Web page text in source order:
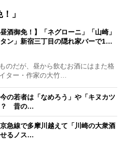
」
昼酒御免！】「ネグローニ」「山崎」
タン」新宿三丁目の隠れ家バーで1…
のだが、昼から飲むお酒にはまた格
ター・作家の大竹…
の若者は「なめろう」や「キヌカツ
？ 昔の…
急線で多摩川越えて「川崎の大衆酒
るノス…